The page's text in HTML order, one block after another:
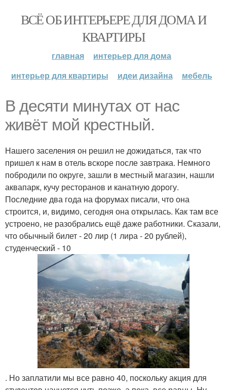
ВСЁ ОБ ИНТЕРЬЕРЕ ДЛЯ ДОМА И
КВАРТИРЫ
главная
интерьер для дома
интерьер для квартиры
идеи дизайна мебель
В десяти минутах от нас
живёт мой крестный.
Нашего заселения он решил не дожидаться, так что
пришел к нам в отель вскоре после завтрака. Немного
побродили по округе, зашли в местный магазин, нашли
аквапарк, кучу ресторанов и канатную дорогу.
Последние два года на форумах писали, что она
строится, и, видимо, сегодня она открылась. Как там все
устроено, не разобрались ещё даже работники. Сказали,
что обычный билет - 20 лир (1 лира - 20 рублей),
студенческий - 10
. Но заплатили мы все равно 40, поскольку акция для